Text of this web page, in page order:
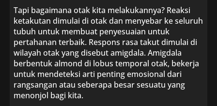
Tapi bagaimana otak kita melakukannya? Reaksi
ketakutan dimulai di otak dan menyebar ke seluruh
tubuh untuk membuat penyesuaian untuk
pertahanan terbaik. Respons rasa takut dimulai di
wilayah otak yang disebut amigdala. Amigdala
berbentuk almond di lobus temporal otak, bekerja
untuk mendeteksi arti penting emosional dari
rangsangan atau seberapa besar sesuatu yang
menonjol bagi kita.